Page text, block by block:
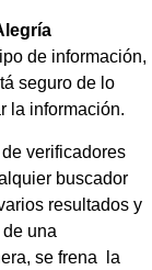
de información,
seguro de lo
la información.
verificadores
buscador
resultados y
una
se frena la